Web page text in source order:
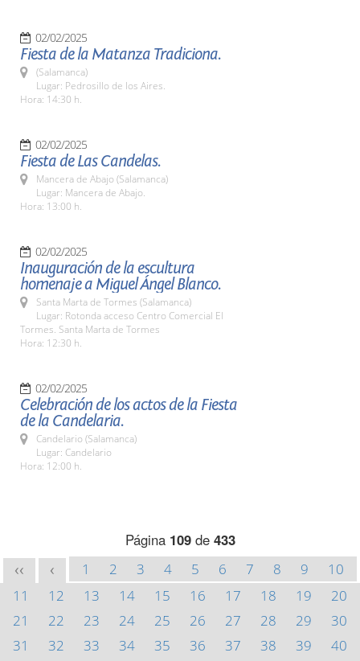
02/02/2025
Fiesta de la Matanza Tradiciona.
(Salamanca)
Lugar: Pedrosillo de los Aires.
Hora: 14:30 h.
02/02/2025
Fiesta de Las Candelas.
Mancera de Abajo (Salamanca)
Lugar: Mancera de Abajo.
Hora: 13:00 h.
02/02/2025
Inauguración de la escultura
homenaje a Miguel Ángel Blanco.
Santa Marta de Tormes (Salamanca)
Lugar: Rotonda acceso Centro Comercial El
Tormes. Santa Marta de Tormes
Hora: 12:30 h.
02/02/2025
Celebración de los actos de la Fiesta
de la Candelaria.
Candelario (Salamanca)
Lugar: Candelario
Hora: 12:00 h.
Página 109de 433
<< < 1 2 3 4 5 6 7 8 9
10
11
12 13 14 15 16 17 18 19
20
21
22 23 24 25 26 27 28 29
30
31
32 33 34 35 36 37 38 39
40